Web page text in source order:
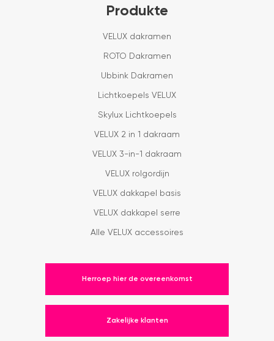
Produkte
VELUX dakramen
ROTO Dakramen
Ubbink Dakramen
Lichtkoepels VELUX
Skylux Lichtkoepels
VELUX 2 in 1 dakraam
VELUX 3-in-1 dakraam
VELUX rolgordijn
VELUX dakkapel basis
VELUX dakkapel serre
Alle VELUX accessoires
Herroep hier de overeenkomst
Zakelijke klanten